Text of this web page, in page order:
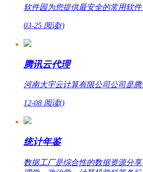
软件园为您提供最安全的常用软
03-25 阅读()
腾讯云代理
河南大宇云计算有限公司公司是
12-08 阅读()
统计年鉴
数据工厂是综合性的数据资源分